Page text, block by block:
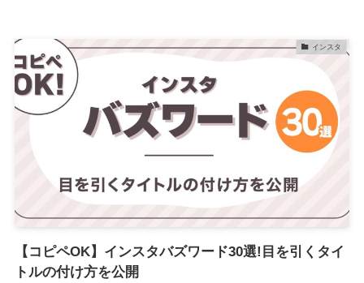
インスタ
【コピペOK】インスタバズワード30選!目を引くタイ
トルの付け方を公開